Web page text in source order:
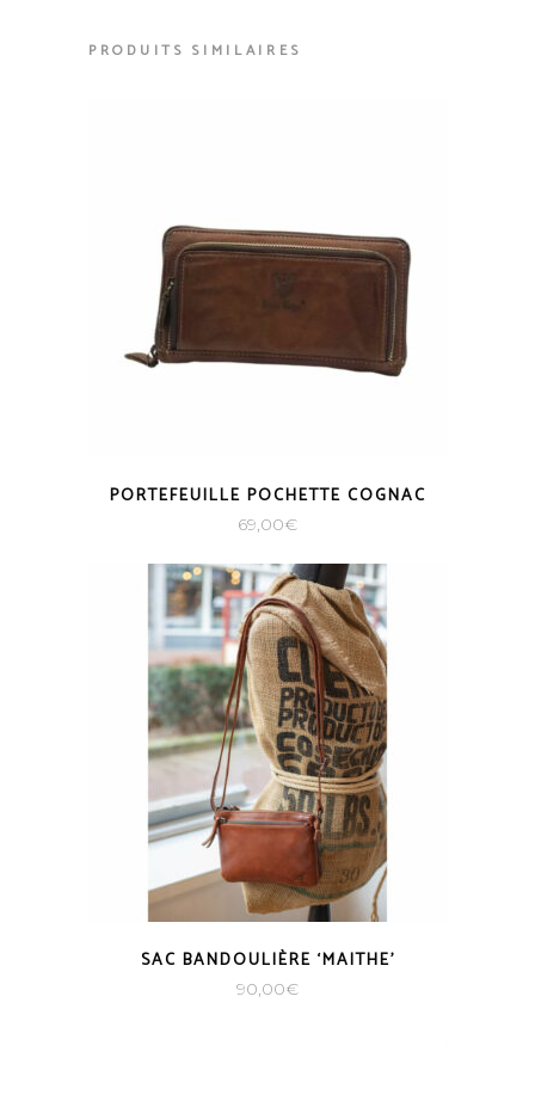
PRODUITS SIMILAIRES
PORTEFEUILLE POCHETTE COGNAC
69,00€
SAC BANDOULIÈRE ‘MAITHE’
90,00€